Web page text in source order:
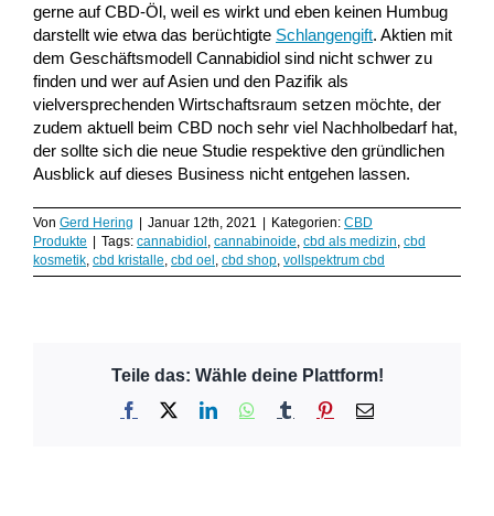
gerne auf CBD-Öl, weil es wirkt und eben keinen Humbug
darstellt wie etwa das berüchtigte Schlangengift. Aktien mit
dem Geschäftsmodell Cannabidiol sind nicht schwer zu
finden und wer auf Asien und den Pazifik als
vielversprechenden Wirtschaftsraum setzen möchte, der
zudem aktuell beim CBD noch sehr viel Nachholbedarf hat,
der sollte sich die neue Studie respektive den gründlichen
Ausblick auf dieses Business nicht entgehen lassen.
Von Gerd Hering | Januar 12th, 2021 | Kategorien: CBD
Produkte | Tags: cannabidiol, cannabinoide, cbd als medizin, cbd
kosmetik, cbd kristalle, cbd oel, cbd shop, vollspektrum cbd
Teile das: Wähle deine Plattform!
Facebook LinkedInWhatsApp
Tumblr Pinterest
E-